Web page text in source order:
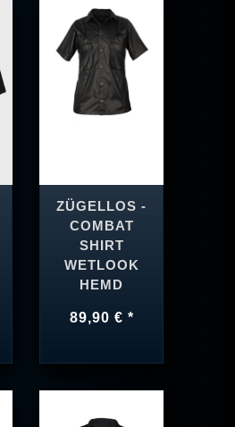
ZÜGELLOS -
COMBAT
SHIRT
WETLOOK
HEMD
89,90 € *